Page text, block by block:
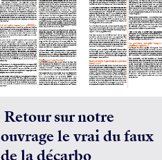
Retour sur notre
ouvrage le vrai du faux